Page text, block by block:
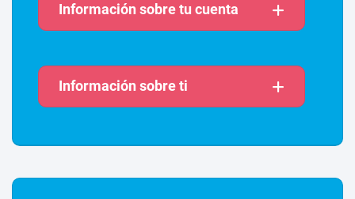
Información sobre tu cuenta
Información sobre ti